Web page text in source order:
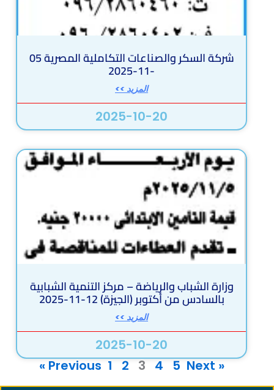
شركة السكر والصناعات التكاملية المصرية 05
المزيد >>
2025-10-20
وزارة الشباب والرياضة – مركز التنمية الشبابية
بالسادس من أكتوبر (الجيزة) 12-11-2025
المزيد >>
2025-10-20
« Previous
2 3 4 5 Next »